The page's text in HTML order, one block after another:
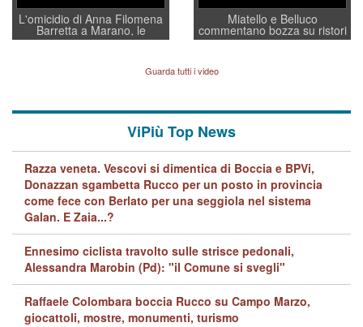
L'omicidio di Anna Filomena
Barretta a Marano, le
indagini dei carabinieri di
Lavarra: più avvincenti di
quelle di... Barbara D'Urso
Miatello e Belluco
commentano bozza su ristori
BPVi e Veneto Banca
Guarda tutti i video
ViPiù Top News
Razza veneta. Vescovi si dimentica di Boccia e BPVi,
Donazzan sgambetta Rucco per un posto in provincia
come fece con Berlato per una seggiola nel sistema
Galan. E Zaia...?
Ennesimo ciclista travolto sulle strisce pedonali,
Alessandra Marobin (Pd): "il Comune si svegli"
Raffaele Colombara boccia Rucco su Campo Marzo,
giocattoli, mostre, monumenti, turismo